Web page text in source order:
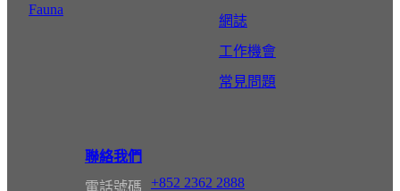
Fauna
網誌
工作機會
常見問題
聯絡我們
電話號碼
+852 2362 2888